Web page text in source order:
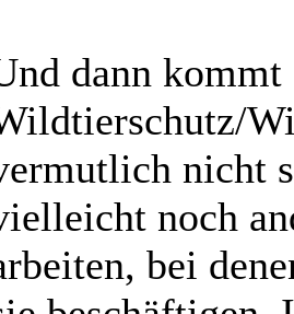
dann kommt
nicht
noch
bei